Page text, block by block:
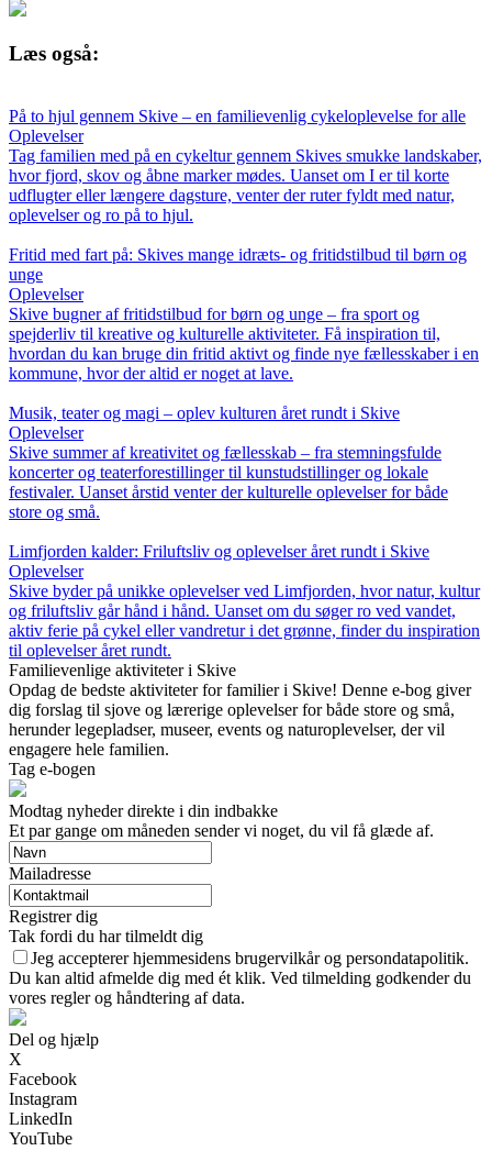
Læs også:
På to hjul gennem Skive – en familievenlig cykeloplevelse for alle
Oplevelser
Tag familien med på en cykeltur gennem Skives smukke landskaber,
hvor fjord, skov og åbne marker mødes. Uanset om I er til korte
udflugter eller længere dagsture, venter der ruter fyldt med natur,
oplevelser og ro på to hjul.
Fritid med fart på: Skives mange idræts- og fritidstilbud til børn og
unge
Oplevelser
Skive bugner af fritidstilbud for børn og unge – fra sport og
spejderliv til kreative og kulturelle aktiviteter. Få inspiration til,
hvordan du kan bruge din fritid aktivt og finde nye fællesskaber i en
kommune, hvor der altid er noget at lave.
Musik, teater og magi – oplev kulturen året rundt i Skive
Oplevelser
Skive summer af kreativitet og fællesskab – fra stemningsfulde
koncerter og teaterforestillinger til kunstudstillinger og lokale
festivaler. Uanset årstid venter der kulturelle oplevelser for både
store og små.
Limfjorden kalder: Friluftsliv og oplevelser året rundt i Skive
Oplevelser
Skive byder på unikke oplevelser ved Limfjorden, hvor natur, kultur
og friluftsliv går hånd i hånd. Uanset om du søger ro ved vandet,
aktiv ferie på cykel eller vandretur i det grønne, finder du inspiration
til oplevelser året rundt.
Familievenlige aktiviteter i Skive
Opdag de bedste aktiviteter for familier i Skive! Denne e-bog giver
dig forslag til sjove og lærerige oplevelser for både store og små,
herunder legepladser, museer, events og naturoplevelser, der vil
engagere hele familien.
Tag e-bogen
Modtag nyheder direkte i din indbakke
Et par gange om måneden sender vi noget, du vil få glæde af.
Mailadresse
Registrer dig
Tak fordi du har tilmeldt dig
Jeg accepterer hjemmesidens brugervilkår og persondatapolitik.
Du kan altid afmelde dig med ét klik. Ved tilmelding godkender du
vores regler og håndtering af data.
Del og hjælp
X
Facebook
Instagram
LinkedIn
YouTube